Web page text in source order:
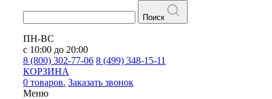
Поиск
ПН-ВС
с 10:00 до 20:00
8 (800) 302-77-06 8 (499) 348-15-11
КОРЗИНА
0 товаров. Заказать звонок
Меню